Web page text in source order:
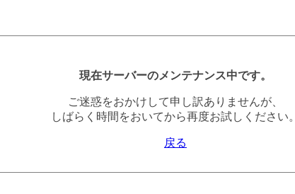
現在サーバーのメンテナンス中です。
ご迷惑をおかけして申し訳ありませんが、
しばらく時間をおいてから再度お試しください。
戻る